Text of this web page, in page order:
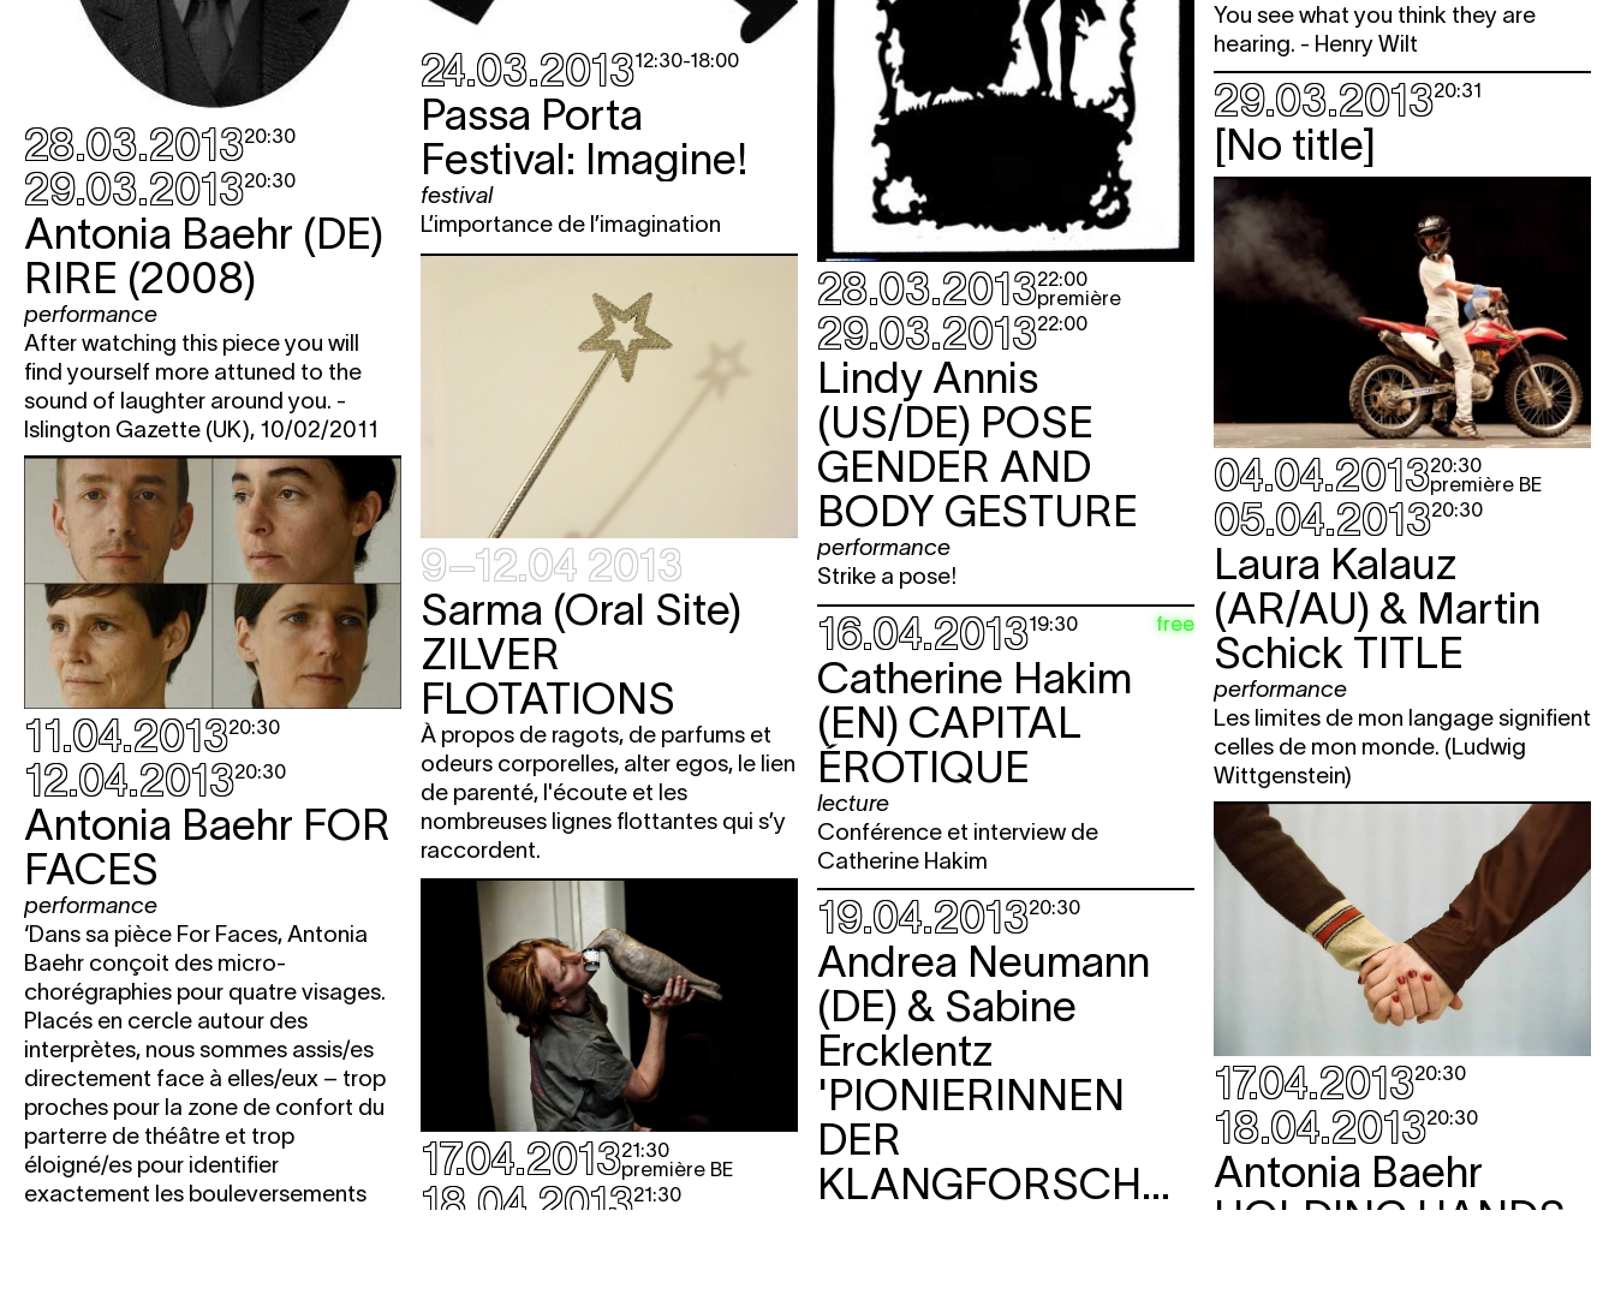
You see what you think they are
hearing. - Henry Wilt
24.03.201312:30-18:00
Passa Porta
Festival: Imagine!
festival
L’importance de l’imagination
28.03.201320:30
29.03.201320:30
Antonia Baehr (DE)
RIRE (2008)
performance
After watching this piece you will
find yourself more attuned to the
sound of laughter around you. -
Islington Gazette (UK), 10/02/2011
28.03.201322:00
première
29.03.201322:00
Lindy Annis
(US/DE) POSE
GENDER AND
BODY GESTURE
performance
Strike a pose!
29.03.201320:31
[No title]
04.04.201320:30
première BE
05.04.201320:30
Laura Kalauz
(AR/AU) & Martin
Schick TITLE
performance
Les limites de mon langage signifient
celles de mon monde. (Ludwig
Wittgenstein)
9–12.04 2013
Sarma (Oral Site)
ZILVER
FLOTATIONS
À propos de ragots, de parfums et
odeurs corporelles, alter egos, le lien
de parenté, l'écoute et les
nombreuses lignes flottantes qui s’y
raccordent.
11.04.201320:30
12.04.201320:30
Antonia Baehr FOR
FACES
performance
‘Dans sa pièce For Faces, Antonia
Baehr conçoit des micro-
chorégraphies pour quatre visages.
Placés en cercle autour des
interprètes, nous sommes assis/es
directement face à elles/eux – trop
proches pour la zone de confort du
parterre de théâtre et trop
éloigné/es pour identifier
exactement les bouleversements
16.04.201319:30 free
Catherine Hakim
(EN) CAPITAL
ÉROTIQUE
lecture
Conférence et interview de
Catherine Hakim
17.04.201320:30
18.04.201320:30
Antonia Baehr
HOLDING HANDS
17.04.201321:30
première BE
18.04.201321:30
19.04.201320:30
Andrea Neumann
(DE) & Sabine
Ercklentz
'PIONIERINNEN
DER
KLANGFORSCHUNG'